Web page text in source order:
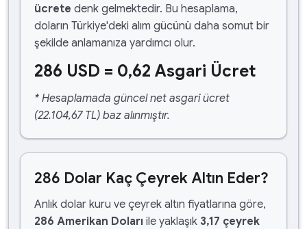
ücrete denk gelmektedir. Bu hesaplama,
doların Türkiye'deki alım gücünü daha somut bir
şekilde anlamanıza yardımcı olur.
286 USD = 0,62 Asgari Ücret
* Hesaplamada güncel net asgari ücret
(22.104,67 TL) baz alınmıştır.
286 Dolar Kaç Çeyrek Altın Eder?
Anlık dolar kuru ve çeyrek altın fiyatlarına göre,
286 Amerikan Doları ile yaklaşık 3,17 çeyrek